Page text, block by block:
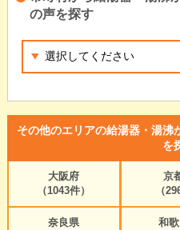
の声を探す
その他のエリアの給湯器・湯沸
を
大阪府
（1043件）
京
（
奈良県
和